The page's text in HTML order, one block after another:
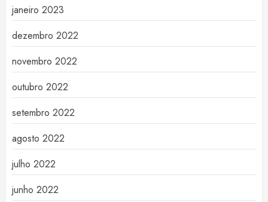
janeiro 2023
dezembro 2022
novembro 2022
outubro 2022
setembro 2022
agosto 2022
julho 2022
junho 2022